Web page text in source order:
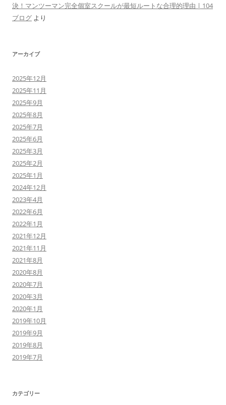
決！マンツーマン完全個室スクールが最短ルートな合理的理由 | 104
ブログ より
アーカイブ
2025年12月
2025年11月
2025年9月
2025年8月
2025年7月
2025年6月
2025年3月
2025年2月
2025年1月
2024年12月
2023年4月
2022年6月
2022年1月
2021年12月
2021年11月
2021年8月
2020年8月
2020年7月
2020年3月
2020年1月
2019年10月
2019年9月
2019年8月
2019年7月
カテゴリー